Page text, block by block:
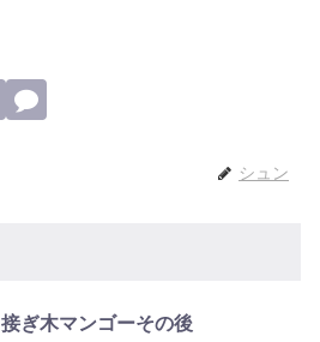
シュン
接ぎ木マンゴーその後